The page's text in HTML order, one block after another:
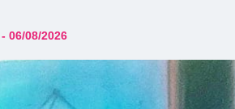
- 06/08/2026